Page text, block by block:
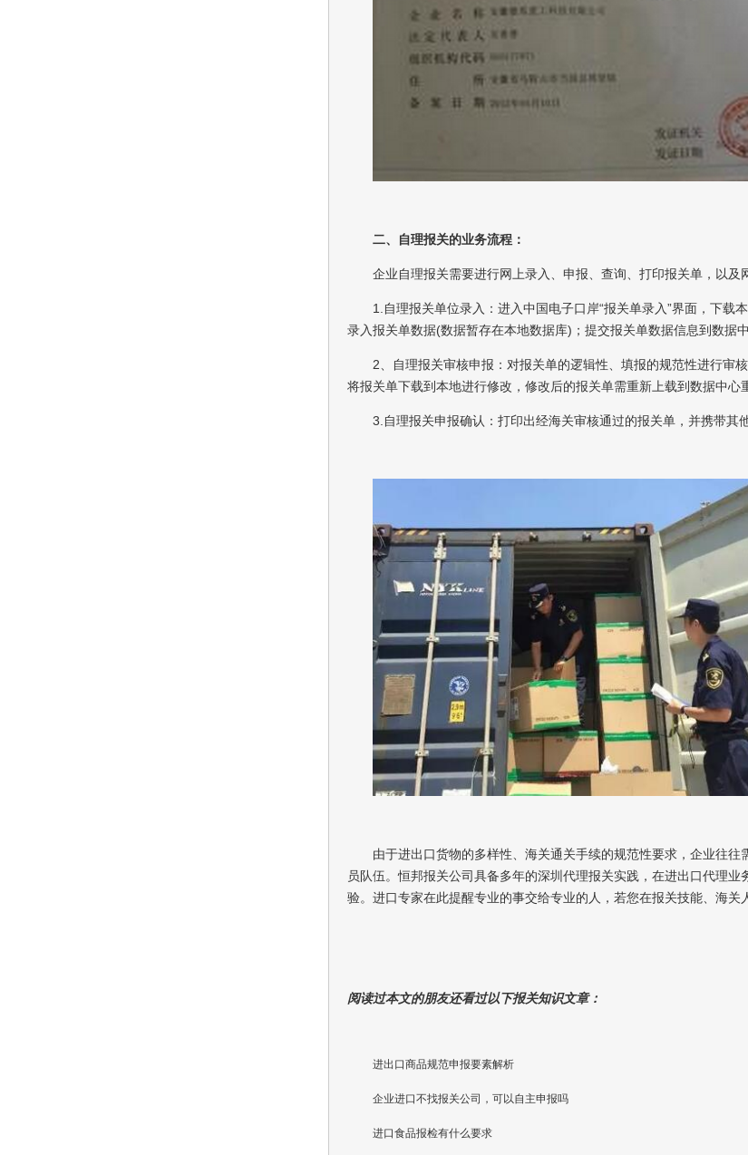
二、自理报关的业务流程：
企业自理报关需要进行网上录入、申报、查询、打印报关单，以及
1.自理报关单位录入：进入中国电子口岸“报关单录入”界面，下
录入报关单数据(数据暂存在本地数据库)；提交报关单数据信息到数据中
2、自理报关审核申报：对报关单的逻辑性、填报的规范性进行审
将报关单下载到本地进行修改，修改后的报关单需重新上载到数据中心
3.自理报关申报确认：打印出经海关审核通过的报关单，并携带其
由于进出口货物的多样性、海关通关手续的规范性要求，企业往
员队伍。恒邦报关公司具备多年的深圳代理报关实践，在进出口代理
验。进口专家在此提醒专业的事交给专业的人，若您在报关技能、海关
阅读过本文的朋友还看过以下报关知识文章：
进出口商品规范申报要素解析
企业进口不找报关公司，可以自主申报吗
进口食品报检有什么要求